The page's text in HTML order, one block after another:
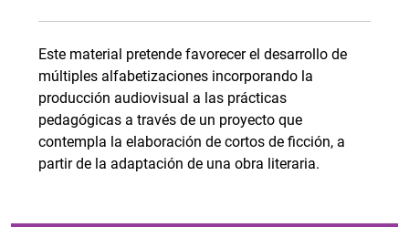
Este material pretende favorecer el desarrollo de
múltiples alfabetizaciones incorporando la
producción audiovisual a las prácticas
pedagógicas a través de un proyecto que
contempla la elaboración de cortos de ficción, a
partir de la adaptación de una obra literaria.